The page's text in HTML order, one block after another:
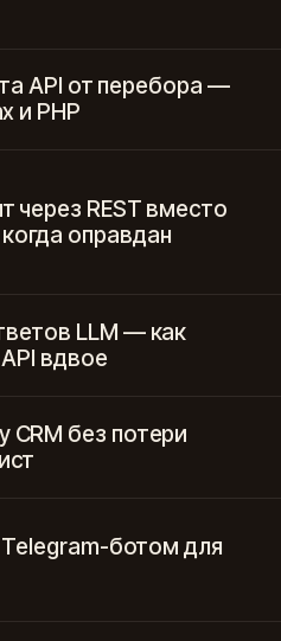
API от перебора —
и PHP
REST вместо
оправдан
LLM — как
вдвое
без потери
Telegram-ботом для